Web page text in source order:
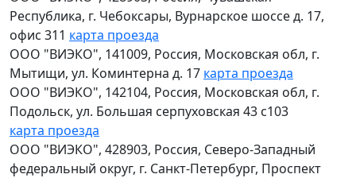
Республика, г. Чебоксары, Вурнарское шоссе д. 17,
офис 311 карта проезда
ООО "ВИЭКО", 141009, Россия, Московская обл, г.
Мытищи, ул. Коминтерна д. 17 карта проезда
ООО "ВИЭКО", 142104, Россия, Московская обл, г.
Подольск, ул. Большая серпуховская 43 с103
карта проезда
ООО "ВИЭКО", 428903, Россия, Северо-Западный
федеральный округ, г. Санкт-Петербург, Проспект